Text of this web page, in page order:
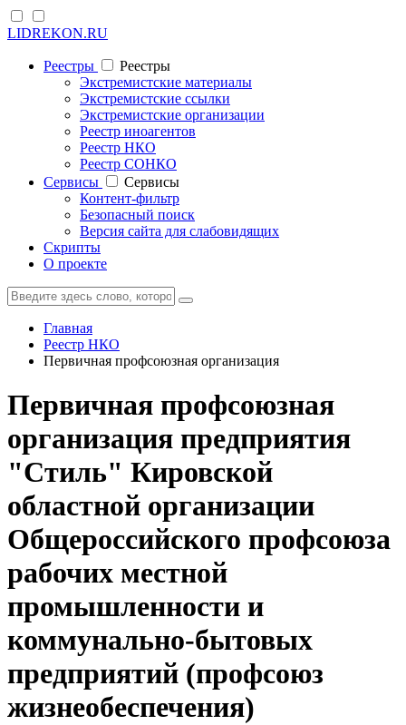
LIDREKON.RU
Реестры
Реестры
Экстремистские материалы
Экстремистские ссылки
Экстремистские организации
Реестр иноагентов
Реестр НКО
Реестр СОНКО
Cервисы
Cервисы
Контент-фильтр
Безопасный поиск
Версия сайта для слабовидящих
Скрипты
О проекте
Главная
Реестр НКО
Первичная профсоюзная организация
Первичная профсоюзная
организация предприятия
"Стиль" Кировской
областной организации
Общероссийского профсоюза
рабочих местной
промышленности и
коммунально-бытовых
предприятий (профсоюз
жизнеобеспечения)